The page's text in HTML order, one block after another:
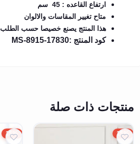
ارتفاع القاعده : 45 سم
متاح تغيير المقاسات والالوان
هذا المنتج يصنع خصيصا حسب الطلب
كود المنتج :MS-8915-17830
منتجات ذات صلة
15%
15%